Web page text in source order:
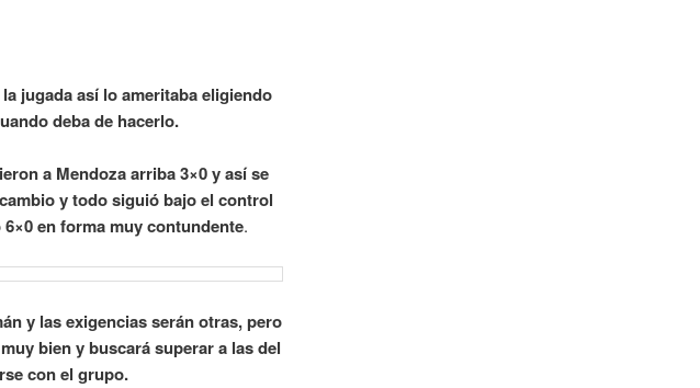
jugada así lo ameritaba eligiendo
deba de hacerlo.
a Mendoza arriba 3×0 y así se
y todo siguió bajo el control
en forma muy contundente.
y las exigencias serán otras, pero
bien y buscará superar a las del
con el grupo.